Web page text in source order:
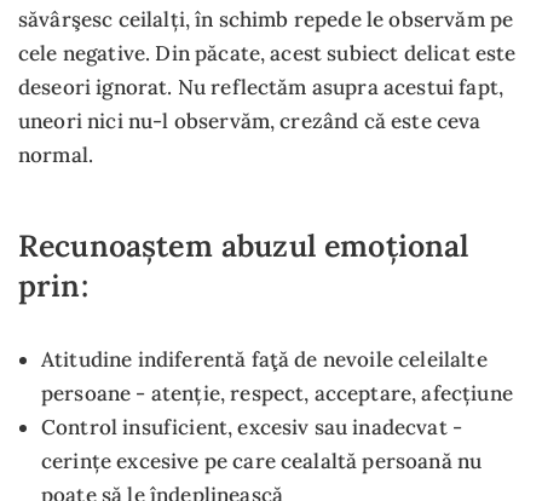
săvârşesc ceilalți, în schimb repede le observăm pe
cele negative. Din păcate, acest subiect delicat este
deseori ignorat. Nu reflectăm asupra acestui fapt,
uneori nici nu-l observăm, crezând că este ceva
normal.
Recunoaștem abuzul emoțional
prin:
Atitudine indiferentă faţă de nevoile celeilalte
persoane - atenție, respect, acceptare, afecțiune
Control insuficient, excesiv sau inadecvat -
cerințe excesive pe care cealaltă persoană nu
poate să le îndeplinească